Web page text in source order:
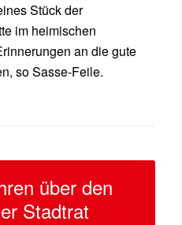
Stück der
im heimischen
an die gute
so Sasse-Feile.
über den
Stadtrat